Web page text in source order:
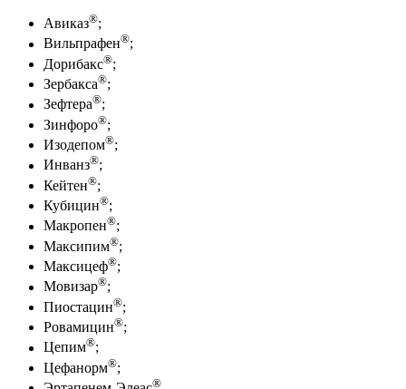
Авиказ®;
Вильпрафен®;
Дорибакс®;
Зербакса®;
Зефтера®;
Зинфоро®;
Изодепом®;
Инванз®;
Кейтен®;
Кубицин®;
Макропен®;
Максипим®;
Максицеф®;
Мовизар®;
Пиостацин®;
Ровамицин®;
Цепим®;
Цефанорм®;
®